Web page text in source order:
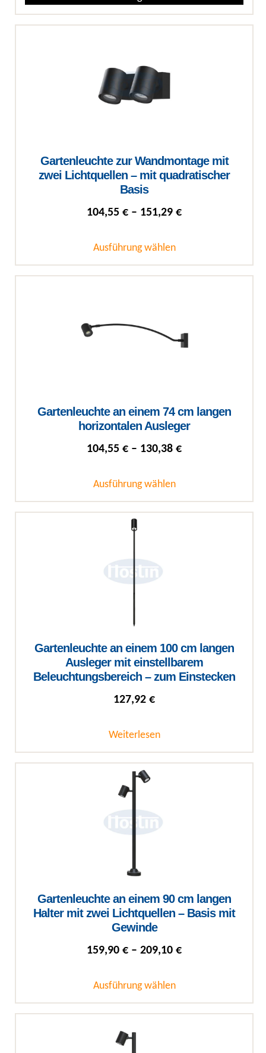
Gartenleuchte zur Wandmontage mit
zwei Lichtquellen – mit quadratischer
Basis
104,55 € – 151,29 €Preisspanne:
Ausführung wählen
Gartenleuchte an einem 74 cm langen
horizontalen Ausleger
104,55 € – 130,38 €Preisspanne:
Ausführung wählen
Gartenleuchte an einem 100 cm langen
Ausleger mit einstellbarem
Beleuchtungsbereich – zum Einstecken
127,92 €
Weiterlesen
Gartenleuchte an einem 90 cm langen
Halter mit zwei Lichtquellen – Basis mit
Gewinde
159,90 € – 209,10 €Preisspanne:
Ausführung wählen